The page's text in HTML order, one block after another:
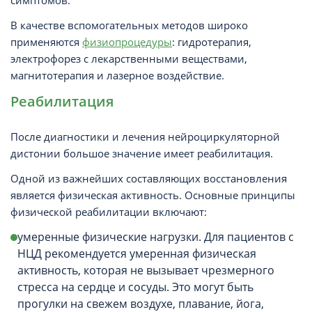
В качестве вспомогательных методов широко
применяются физиопроцедуры: гидротерапия,
электрофорез с лекарственными веществами,
магнитотерапия и лазерное воздействие.
Реабилитация
После диагностики и лечения нейроциркуляторной
дистонии большое значение имеет реабилитация.
Одной из важнейших составляющих восстановления
является физическая активность. Основные принципы
физической реабилитации включают:
умеренные физические нагрузки. Для пациентов с
НЦД рекомендуется умеренная физическая
активность, которая не вызывает чрезмерного
стресса на сердце и сосуды. Это могут быть
прогулки на свежем воздухе, плавание, йога,